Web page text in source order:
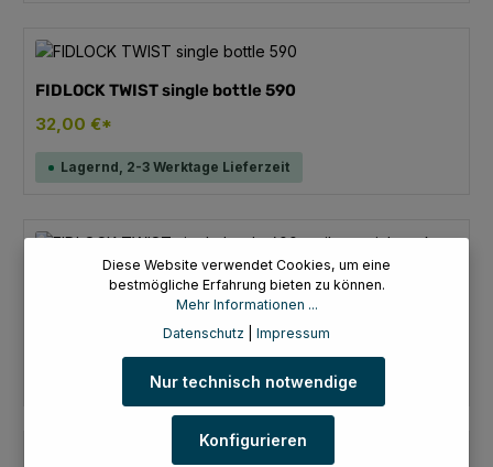
FIDLOCK TWIST single bottle 590
32,00 €*
Lagernd, 2-3 Werktage Lieferzeit
FIDLOCK TWIST single bottle 600 antibacterial
Lagernd, 2-3 Werktage Lieferzeit
Diese Website verwendet Cookies, um eine
bestmögliche Erfahrung bieten zu können.
Mehr Informationen ...
Datenschutz
Impressum
Nur technisch notwendige
Konfigurieren